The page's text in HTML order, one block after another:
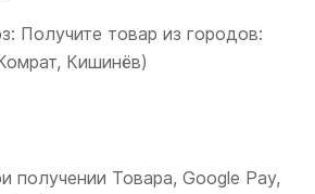
Получите товар из городов:
Кишинёв)
получении Товара, Google Pay,